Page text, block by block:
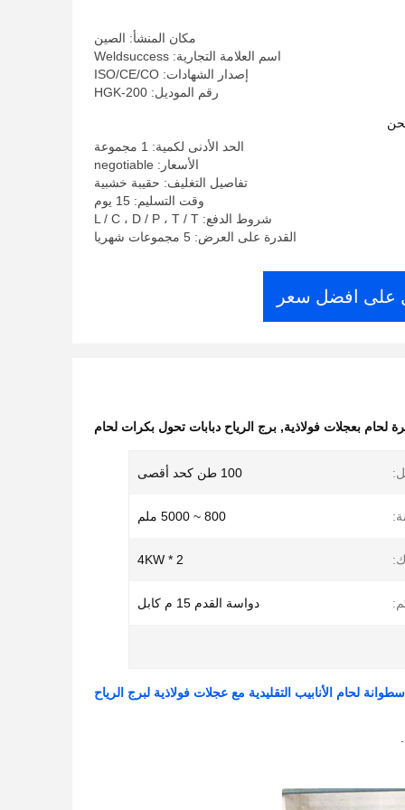
مكان المنشأ: الصين
اسم العلامة التجارية: Weldsuccess
إصدار الشهادات: ISO/CE/CO
رقم الموديل: HGK-200
الحد الأدنى لكمية: 1 مجموعة
الأسعار: negotiable
تفاصيل التغليف: حقيبة خشبية
وقت التسليم: 15 يوم
شروط الدفع: L / C ، D / P ، T / T
القدرة على العرض: 5 مجموعات شهريا
على افضل سعر
لحام بعجلات فولاذية, برج الرياح دبابات تحول بكرات لحام
100 طن كحد أقصى
800 ~ 5000 ملم
2 * 4KW
دواسة القدم 15 م كابل